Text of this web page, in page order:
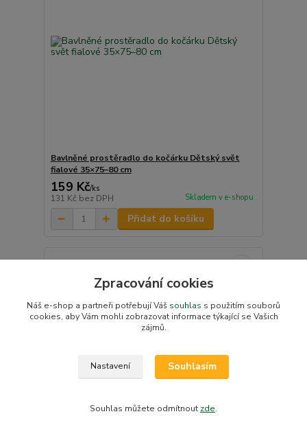
Bavlněné prostěradlo do kočárku Dětský svět
fialové 35×75–80 cm
159 Kč/ks
131 Kč bez DPH Skladem v e-shopu
Přidat do košíku
Zpracování cookies
Náš e-shop a partneři potřebují Váš souhlas s použitím souborů
cookies, aby Vám mohli zobrazovat informace týkající se Vašich
zájmů.
Nastavení Souhlasím
Souhlas můžete odmítnout zde.